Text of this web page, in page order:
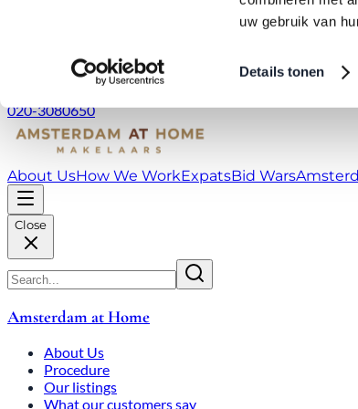
We gebruiken
met onze
020-3080650
About UsHow We WorkExpatsBid Wars
Close
Amsterdam at Home
About Us
Procedure
Our listings
What our customers say